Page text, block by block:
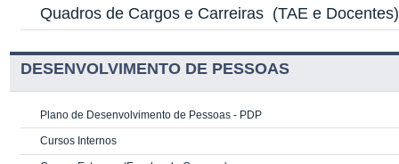
Quadros de Cargos e Carreiras (TAE e Docentes)
DESENVOLVIMENTO DE PESSOAS
Plano de Desenvolvimento de Pessoas - PDP
Cursos Internos